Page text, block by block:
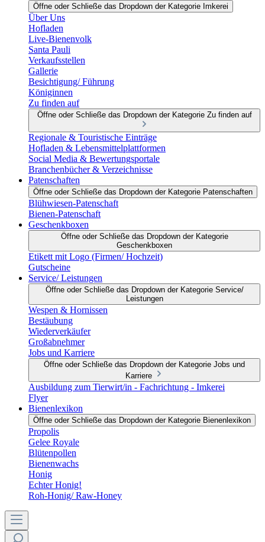
Öffne oder Schließe das Dropdown der Kategorie Imkerei
Über Uns
Hofladen
Live-Bienenvolk
Santa Pauli
Verkaufsstellen
Gallerie
Besichtigung/ Führung
Königinnen
Zu finden auf
Öffne oder Schließe das Dropdown der Kategorie Zu finden auf
Regionale & Touristische Einträge
Hofladen & Lebensmittelplattformen
Social Media & Bewertungsportale
Branchenbücher & Verzeichnisse
Patenschaften
Öffne oder Schließe das Dropdown der Kategorie Patenschaften
Blühwiesen-Patenschaft
Bienen-Patenschaft
Geschenkboxen
Öffne oder Schließe das Dropdown der Kategorie
Geschenkboxen
Etikett mit Logo (Firmen/ Hochzeit)
Gutscheine
Service/ Leistungen
Öffne oder Schließe das Dropdown der Kategorie Service/
Leistungen
Wespen & Hornissen
Bestäubung
Wiederverkäufer
Großabnehmer
Jobs und Karriere
Öffne oder Schließe das Dropdown der Kategorie Jobs und
Karriere
Ausbildung zum Tierwirt/in - Fachrichtung - Imkerei
Flyer
Bienenlexikon
Öffne oder Schließe das Dropdown der Kategorie Bienenlexikon
Propolis
Gelee Royale
Blütenpollen
Bienenwachs
Honig
Echter Honig!
Roh-Honig/ Raw-Honey